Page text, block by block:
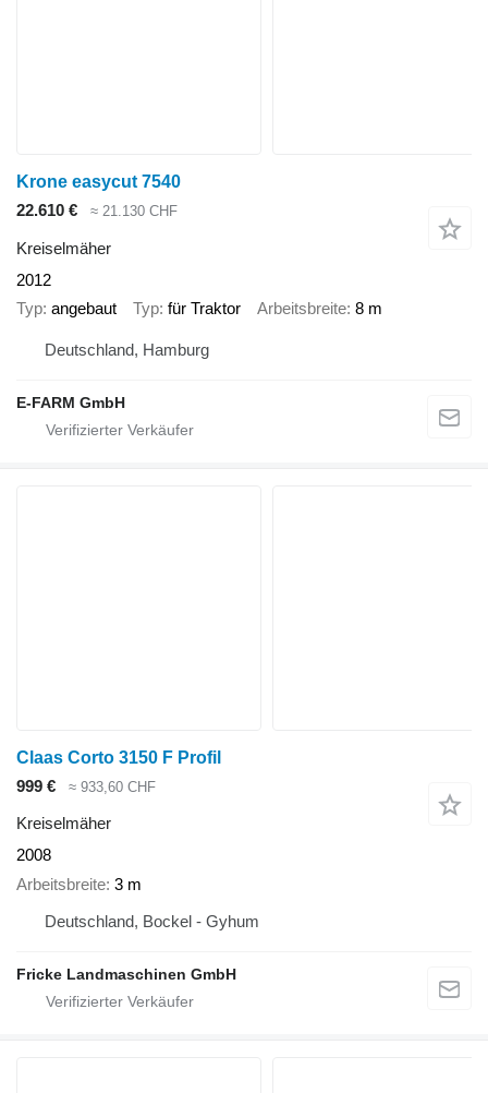
Krone easycut 7540
22.610 €
≈ 21.130 CHF
Kreiselmäher
2012
Typ angebaut Typ für Traktor Arbeitsbreite 8 m
Deutschland, Hamburg
E-FARM GmbH
Claas Corto 3150 F Profil
999 €
≈ 933,60 CHF
Kreiselmäher
2008
Arbeitsbreite 3 m
Deutschland, Bockel - Gyhum
Fricke Landmaschinen GmbH